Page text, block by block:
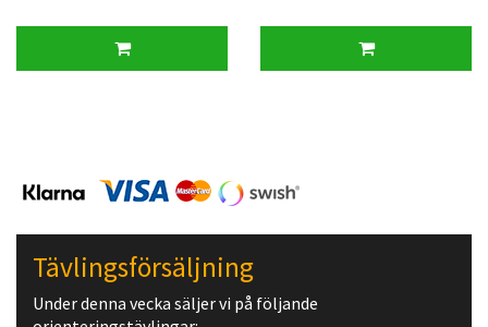
Tävlingsförsäljning
Under denna vecka säljer vi på följande